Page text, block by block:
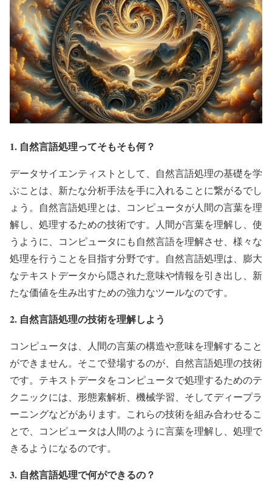
1. 自然言語処理ってそもそも何？
データサイエンティストとして、自然言語処理の基礎を学
ぶことは、新たな分析手法を手に入れることに繋がるでし
ょう。自然言語処理とは、コンピュータが人間の言葉を理
解し、処理するための技術です。人間が言葉を理解し、使
うように、コンピュータにも自然言語を理解させ、様々な
処理を行うことを目指す分野です。自然言語処理は、膨大
なテキストデータから隠された意味や情報を引き出し、新
たな価値を生み出すための強力なツールなのです。
2. 自然言語処理の技術を理解しよう
コンピュータは、人間の言葉の構造や意味を理解すること
ができません。そこで登場するのが、自然言語処理の技術
です。テキストデータをコンピュータで処理するためのテ
クニックには、形態素解析、機械学習、そしてディープラ
ーニングなどがあります。これらの技術を組み合わせるこ
とで、コンピュータは人間のように言葉を理解し、処理で
きるようになるのです。
3. 自然言語処理で何ができるの？